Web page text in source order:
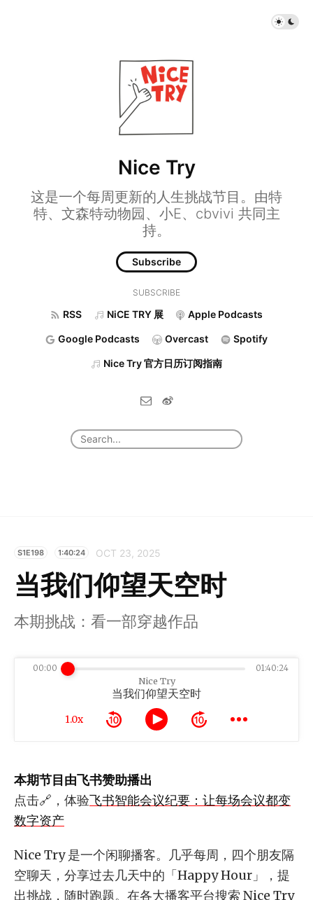
Nice Try
这是一个每周更新的人生挑战节目。由特
特、文森特动物园、小E、cbvivi 共同主
持。
Subscribe
SUBSCRIBE
RSS NiCE TRY 展 Apple Podcasts
Google Podcasts Overcast Spotify
Nice Try 官方日历订阅指南
S1E198 1:40:24 OCT 23, 2025
当我们仰望天空时
本期挑战：看一部穿越作品
Nice Try
当我们仰望天空时
1.0x
00:00 01:40:24
本期节目由飞书赞助播出
点击🔗，体验飞书智能会议纪要：让每场会议都变
数字资产
Nice Try 是一个闲聊播客。几乎每周，四个朋友隔
空聊天，分享过去几天中的「Happy Hour」，提
出挑战，随时跑题。在各大播客平台搜索 Nice Try